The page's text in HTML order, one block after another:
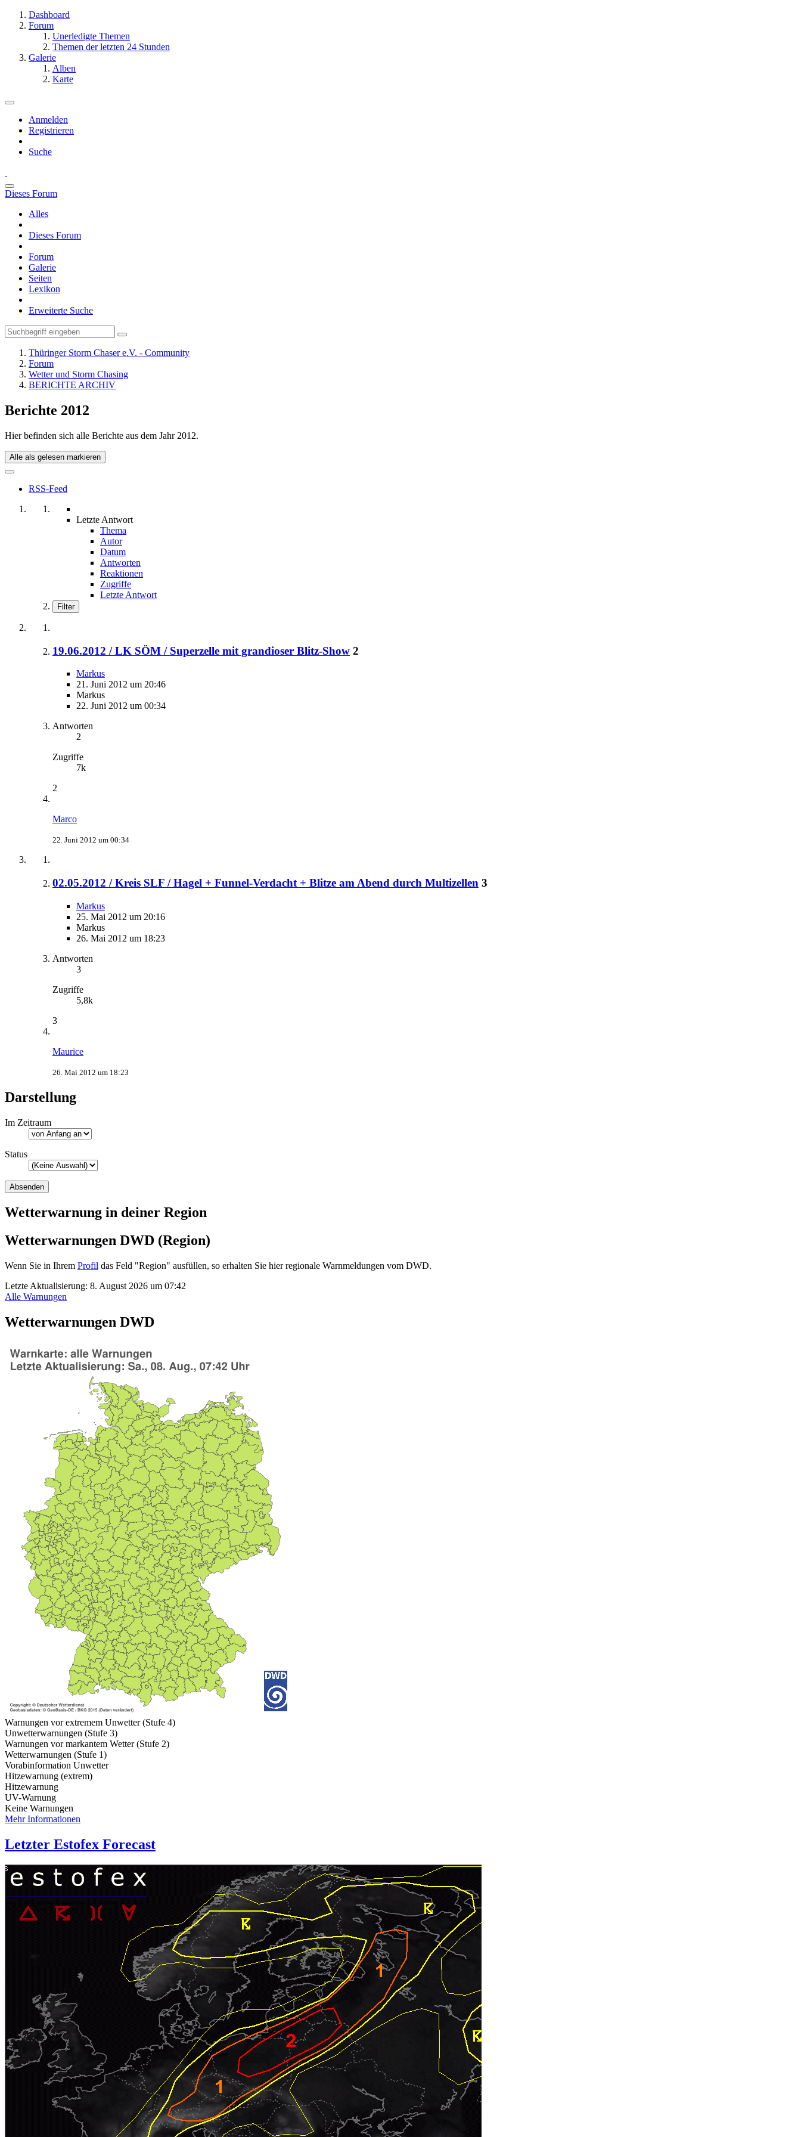
Dashboard
Forum
Unerledigte Themen
Themen der letzten 24 Stunden
Galerie
Alben
Karte
Anmelden
Registrieren
Suche
Dieses Forum
Alles
Dieses Forum
Forum
Galerie
Seiten
Lexikon
Erweiterte Suche
Thüringer Storm Chaser e.V. - Community
Forum
Wetter und Storm Chasing
BERICHTE ARCHIV
Berichte 2012
Hier befinden sich alle Berichte aus dem Jahr 2012.
Alle als gelesen markieren
RSS-Feed
Letzte Antwort
Thema
Autor
Datum
Antworten
Reaktionen
Zugriffe
Letzte Antwort
Filter
19.06.2012 / LK SÖM / Superzelle mit grandioser Blitz-Show 2
Markus
21. Juni 2012 um 20:46
Markus
22. Juni 2012 um 00:34
Antworten
2
Zugriffe
7k
2
Marco
22. Juni 2012 um 00:34
02.05.2012 / Kreis SLF / Hagel + Funnel-Verdacht + Blitze am Abend durch Multizellen 3
Markus
25. Mai 2012 um 20:16
Markus
26. Mai 2012 um 18:23
Antworten
3
Zugriffe
5,8k
3
Maurice
26. Mai 2012 um 18:23
Darstellung
Im Zeitraum
Status
Wetterwarnung in deiner Region
Wetterwarnungen DWD (Region)
Wenn Sie in Ihrem Profil das Feld "Region" ausfüllen, so erhalten Sie hier regionale Warnmeldungen vom DWD.
Letzte Aktualisierung: 8. August 2026 um 07:42
Alle Warnungen
Wetterwarnungen DWD
Warnungen vor extremem Unwetter (Stufe 4)
Unwetterwarnungen (Stufe 3)
Warnungen vor markantem Wetter (Stufe 2)
Wetterwarnungen (Stufe 1)
Vorabinformation Unwetter
Hitzewarnung (extrem)
Hitzewarnung
UV-Warnung
Keine Warnungen
Mehr Informationen
Letzter Estofex Forecast